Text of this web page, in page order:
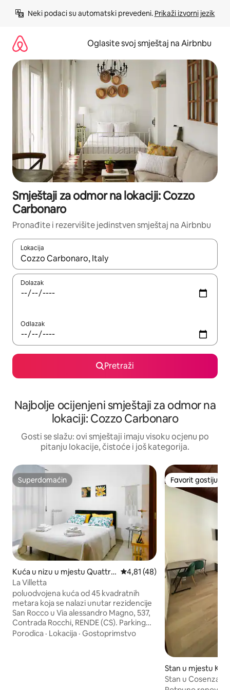
Neki podaci su automatski prevedeni. Prikaži izvorni jezik
Oglasite svoj smještaj na Airbnbu
Smještaji za odmor na lokaciji: Cozzo
Carbonaro
Pronađite i rezervišite jedinstven smještaj na Airbnbu
Lokacija
Kad rezultati budu dostupni, krećite se gore i dolje pomoću
Dolazak
Odlazak
Pretraži
Najbolje ocijenjeni smještaji za odmor na
lokaciji: Cozzo Carbonaro
Gosti se slažu: ovi smještaji imaju visoku ocjenu po
pitanju lokacije, čistoće i još kategorija.
Superdomaćin
Superdomaćin
Kuća u nizu u mjestu Quattro
miglia
Prosječna ocjena: 4,81 od 5,
4,81 (48)
La Villetta
poluodvojena kuća od 45 kvadratnih
metara koja se nalazi unutar rezidencije
San Rocco u Via alessandro Magno, 537,
Contrada Rocchi, RENDE (CS). Parking
mjesto, ulaz s malim stepeništem i
Porodica · Lokacija · Gostoprimstvo
Favorit gostiju
Favorit gostiju
Stan u mjestu
Stan u Cosenza